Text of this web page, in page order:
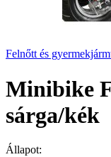
Felnőtt és
Minibike
sárga/kék
Állapot: